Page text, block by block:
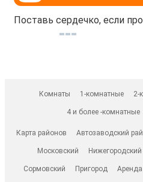
Поставь сердечко, если
Комнаты 1-комнатные 2-
4 и более -комнатные
Карта районов Автозаводский
Московский Нижегородский
Сормовский Пригород